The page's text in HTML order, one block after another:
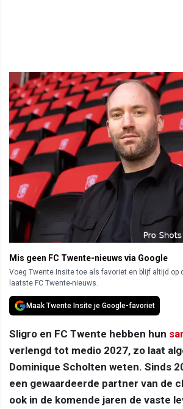
Mis geen FC Twente-nieuws via Google
Voeg Twente Insite toe als favoriet en blijf altijd op
laatste FC Twente-nieuws.
Maak Twente Insite je Google-favoriet
Sligro en FC Twente hebben hun
verlengd tot medio 2027, zo laat
Dominique Scholten weten. Sinds
een gewaardeerde partner van de
ook in de komende jaren de vaste